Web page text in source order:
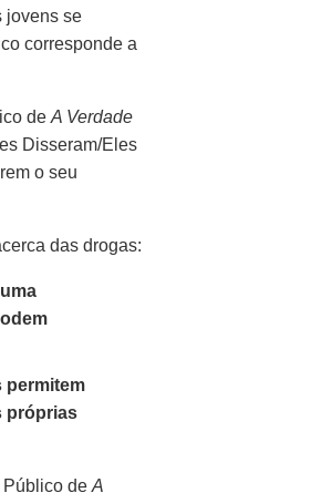
jovens se
corresponde a
de A Verdade
Disseram/Eles
o seu
das drogas:
permitem
próprias
de A